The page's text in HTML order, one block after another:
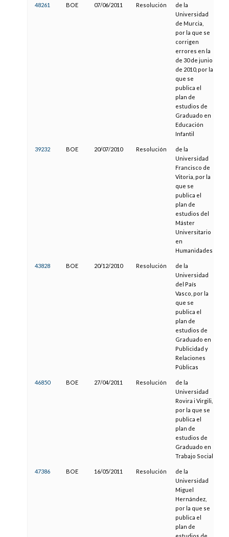
48261 BOE 07/06/2011 Resolución
de la
Universidad
de Murcia,
por la que se
corrigen
errores en la
de 30 de junio
de 2010, por la
que se
publica el
plan de
estudios de
Graduado en
Educación
Infantil
39232 BOE 20/07/2010 Resolución
de la
Universidad
Francisco de
Vitoria, por la
que se
publica el
plan de
estudios del
Máster
Universitario
en
Humanidades
43828 BOE 20/12/2010 Resolución
de la
Universidad
del País
Vasco, por la
que se
publica el
plan de
estudios de
Graduado en
Publicidad y
Relaciones
Públicas
46850 BOE 27/04/2011 Resolución
de la
Universidad
Rovira i Virgili,
por la que se
publica el
plan de
estudios de
Graduado en
Trabajo Social
47386 BOE 16/05/2011 Resolución
de la
Universidad
Miguel
Hernández,
por la que se
publica el
plan de